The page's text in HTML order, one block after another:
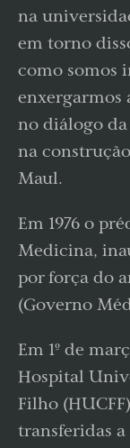
na
em torno
como somos
enxergarmos
no diálogo
na
Maul.
Em 1976 o
Medicina,
por força do
(Governo
Em 1º de
Hospital
Filho
transferidas